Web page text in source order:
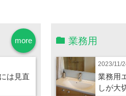
more
は見直
業務用
2023/11/
業務用
しが大